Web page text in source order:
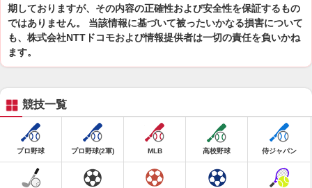
期しておりますが、その内容の正確性および安全性を保証するもの
ではありません。 当該情報に基づいて被ったいかなる損害について
も、株式会社NTTドコモおよび情報提供者は一切の責任を負いかね
ます。
競技一覧
プロ野球 プロ野球(2軍) MLB 高校野球 侍ジャパン